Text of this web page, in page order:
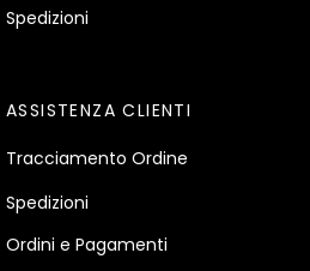
Spedizioni
ASSISTENZA CLIENTI
Tracciamento Ordine
Spedizioni
Ordini e Pagamenti